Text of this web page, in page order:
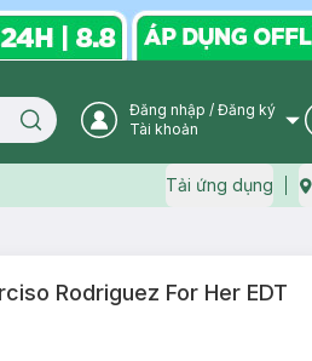
Search icon User Icon
Đăng nhập / Đăng ký
Tài khoản
Tải ứng dụng
Rodriguez For Her EDT